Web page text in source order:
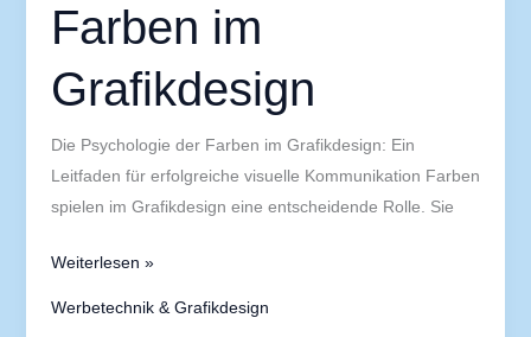
Farben im
Grafikdesign
Die Psychologie der Farben im Grafikdesign: Ein
Leitfaden für erfolgreiche visuelle Kommunikation Farben
spielen im Grafikdesign eine entscheidende Rolle. Sie
Weiterlesen »
Werbetechnik & Grafikdesign